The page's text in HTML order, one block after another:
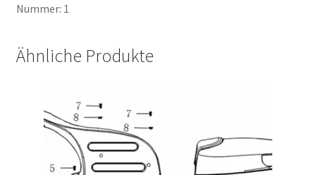
Nummer: 1
Ähnliche Produkte